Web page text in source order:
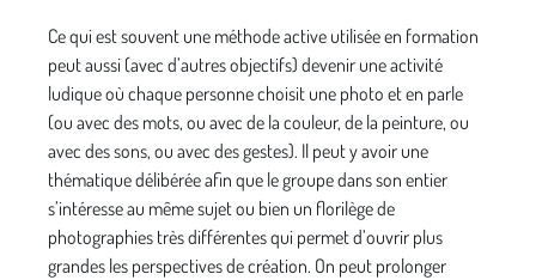
Ce qui est souvent une méthode active utilisée en formation
peut aussi (avec d’autres objectifs) devenir une activité
ludique où chaque personne choisit une photo et en parle
(ou avec des mots, ou avec de la couleur, de la peinture, ou
avec des sons, ou avec des gestes). Il peut y avoir une
thématique délibérée afin que le groupe dans son entier
s’intéresse au même sujet ou bien un florilège de
photographies très différentes qui permet d’ouvrir plus
grandes les perspectives de création. On peut prolonger